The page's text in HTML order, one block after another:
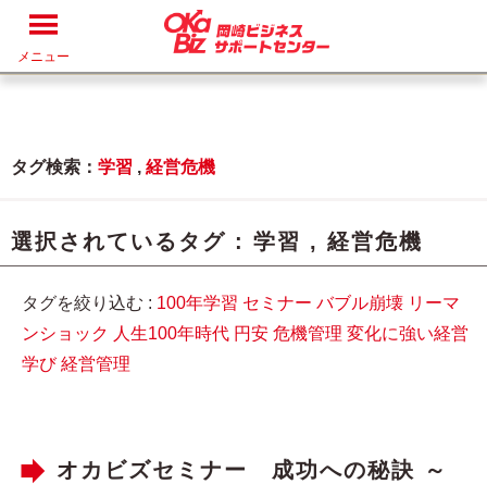
メニュー
タグ検索： 学習 , 経営危機
選択されているタグ : 学習 , 経営危機
タグを絞り込む : 100年学習 セミナー バブル崩壊 リーマ
ンショック 人生100年時代 円安 危機管理 変化に強い経営
学び 経営管理
オカビズセミナー 成功への秘訣 ～